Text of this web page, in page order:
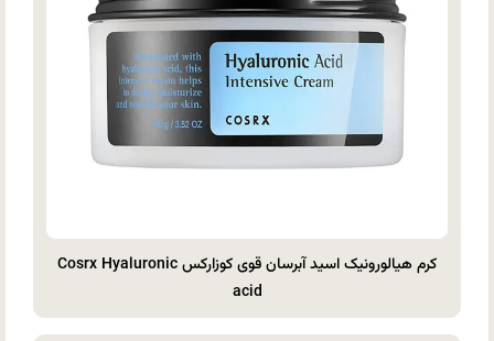
کرم هیالورونیک اسید آبرسان قوی کوزارکس Cosrx Hyaluronic
acid